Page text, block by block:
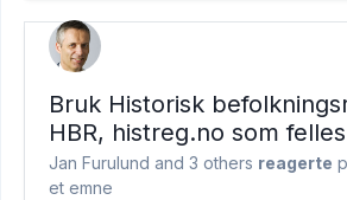
Bruk Historisk
HBR, histreg.no som
Jan Furulund and 3 others reagerte
et emne